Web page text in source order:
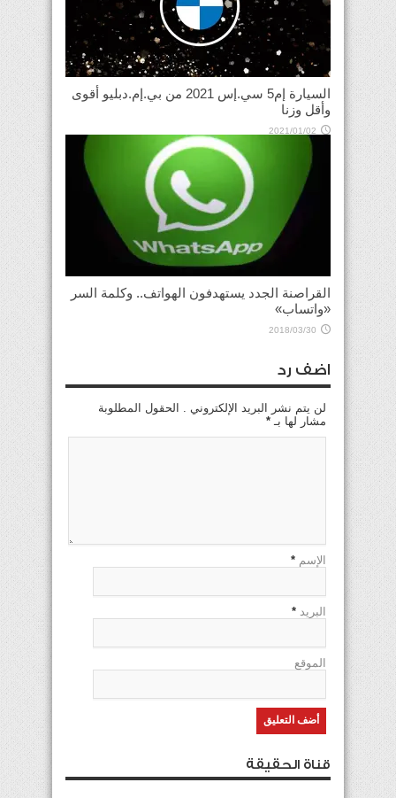
السيارة إم5 سي.إس 2021 من بي.إم.دبليو أقوى
وأقل وزنا
2021/01/02
القراصنة الجدد يستهدفون الهواتف.. وكلمة السر
«واتساب»
2018/03/30
اضف رد
لن يتم نشر البريد الإلكتروني . الحقول المطلوبة
مشار لها بـ *
الإسم *
البريد *
الموقع
قناة الحقيقة